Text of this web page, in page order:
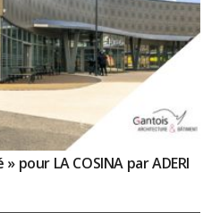
pour LA COSINA par ADERI